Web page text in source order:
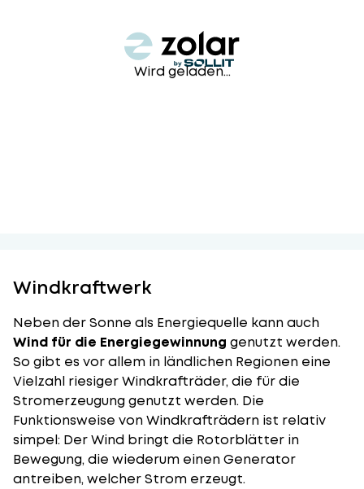
Wird geladen...
Windkraftwerk
Neben der Sonne als Energiequelle kann auch
Wind für die Energiegewinnung genutzt werden.
So gibt es vor allem in ländlichen Regionen eine
Vielzahl riesiger Windkrafträder, die für die
Stromerzeugung genutzt werden. Die
Funktionsweise von Windkrafträdern ist relativ
simpel: Der Wind bringt die Rotorblätter in
Bewegung, die wiederum einen Generator
antreiben, welcher Strom erzeugt.